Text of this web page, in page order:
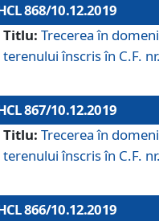
868/10.12.2019
Titlu: Trecerea în
terenului înscris în C.F.
867/10.12.2019
Titlu: Trecerea în
terenului înscris în C.F.
866/10.12.2019